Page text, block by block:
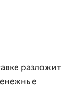
разложит